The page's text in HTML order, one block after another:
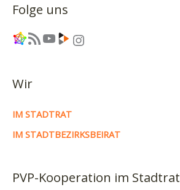
wir!
Folge uns
Link RSS-Feed YouTube Link Instagram
Wir
IM STADTRAT
IM STADTBEZIRKSBEIRAT
PVP-Kooperation im Stadtrat